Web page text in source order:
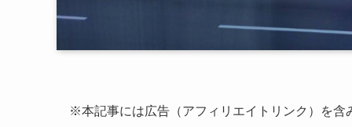
※本記事には広告（アフィリエイトリンク）を含